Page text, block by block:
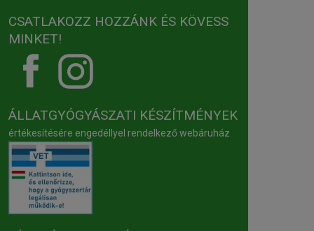
CSATLAKOZZ HOZZÁNK ÉS KÖVESS
MINKET!
ÁLLATGYÓGYÁSZATI KÉSZÍTMÉNYEK
értékesítésére engedéllyel rendelkező webáruház